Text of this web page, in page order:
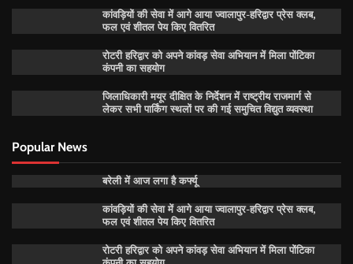
कांवड़ियों की सेवा में आगे आया ज्वालापुर-हरिद्वार प्रेस क्लब,
फल एवं शीतल पेय किए वितरित
रोटरी हरिद्वार को अपने कांवड़ सेवा अभियान में मिला पोंटिका
कंपनी का सहयोग
जिलाधिकारी मयूर दीक्षित के निर्देशन में राष्ट्रीय राजमार्ग से
लेकर सभी पार्किंग स्थलों पर की गई समुचित विद्युत व्यवस्था
Popular News
बरेली में आज लगा है कर्फ्यू
कांवड़ियों की सेवा में आगे आया ज्वालापुर-हरिद्वार प्रेस क्लब,
फल एवं शीतल पेय किए वितरित
रोटरी हरिद्वार को अपने कांवड़ सेवा अभियान में मिला पोंटिका